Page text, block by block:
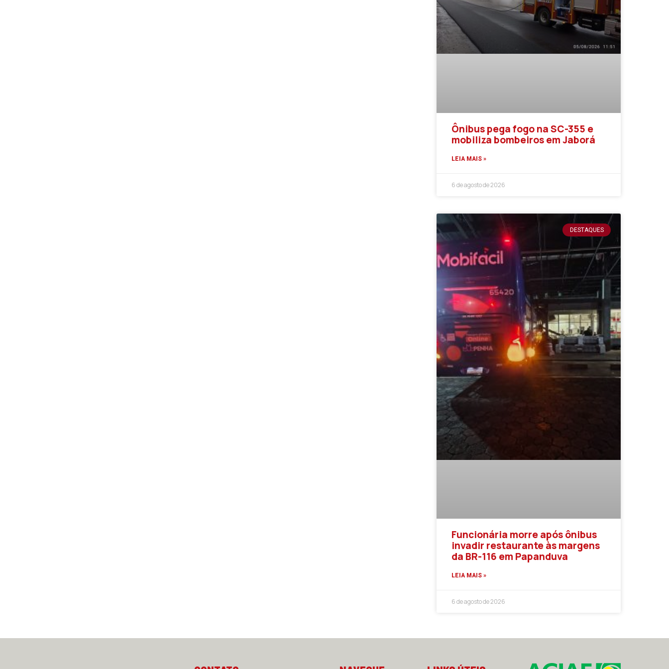
Ônibus pega fogo na SC-355 e
mobiliza bombeiros em Jaborá
LEIA MAIS »
6 de agosto de 2026
DESTAQUES
Funcionária morre após ônibus
invadir restaurante às margens
da BR-116 em Papanduva
LEIA MAIS »
6 de agosto de 2026